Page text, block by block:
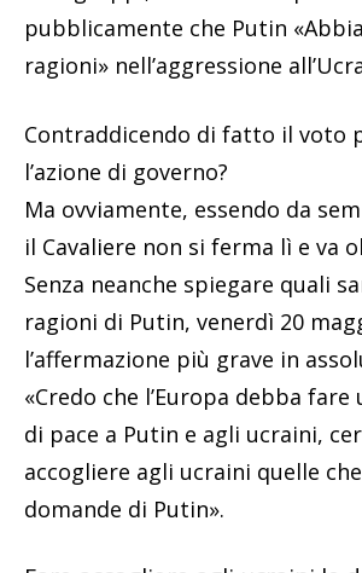
pubblicamente che Putin
ragioni» nell’aggressione
Contraddicendo di fatto il voto
l’azione di governo?
Ma ovviamente, essendo da
il Cavaliere non si ferma lì e va
Senza neanche spiegare quali
ragioni di Putin, venerdì 20
l’affermazione più grave in
«Credo che l’Europa debba
di pace a Putin e agli ucraini,
accogliere agli ucraini quelle
domande di Putin».